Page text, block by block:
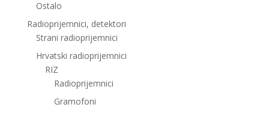
Ostalo
Radioprijemnici, detektori
Strani radioprijemnici
Hrvatski radioprijemnici
RIZ
Radioprijemnici
Gramofoni